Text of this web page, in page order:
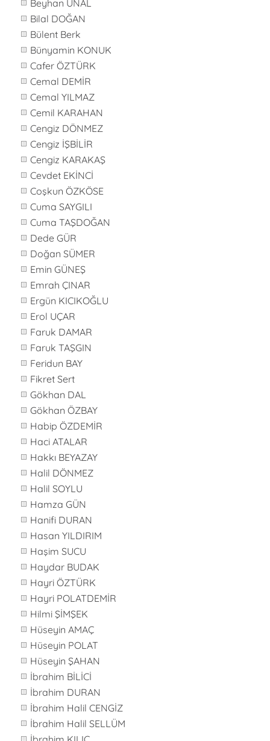
Beyhan ÜNAL
Bilal DOĞAN
Bülent Berk
Bünyamin KONUK
Cafer ÖZTÜRK
Cemal DEMİR
Cemal YILMAZ
Cemil KARAHAN
Cengiz DÖNMEZ
Cengiz İŞBİLİR
Cengiz KARAKAŞ
Cevdet EKİNCİ
Coşkun ÖZKÖSE
Cuma SAYGILI
Cuma TAŞDOĞAN
Dede GÜR
Doğan SÜMER
Emin GÜNEŞ
Emrah ÇINAR
Ergün KICIKOĞLU
Erol UÇAR
Faruk DAMAR
Faruk TAŞGIN
Feridun BAY
Fikret Sert
Gökhan DAL
Gökhan ÖZBAY
Habip ÖZDEMİR
Haci ATALAR
Hakkı BEYAZAY
Halil DÖNMEZ
Halil SOYLU
Hamza GÜN
Hanifi DURAN
Hasan YILDIRIM
Haşim SUCU
Haydar BUDAK
Hayri ÖZTÜRK
Hayri POLATDEMİR
Hilmi ŞİMŞEK
Hüseyin AMAÇ
Hüseyin POLAT
Hüseyin ŞAHAN
İbrahim BİLİCİ
İbrahim DURAN
İbrahim Halil CENGİZ
İbrahim Halil SELLÜM